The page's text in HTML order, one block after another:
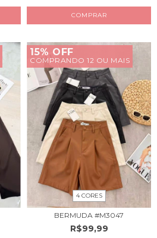
COMPRAR
15% OFF
COMPRANDO 12 OU MAIS
4 CORES
BERMUDA #M3047
R$99,99